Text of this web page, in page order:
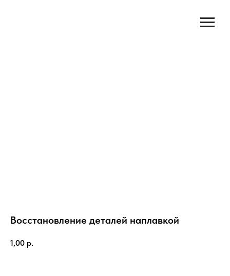
Восстановление деталей наплавкой
1,00 р.